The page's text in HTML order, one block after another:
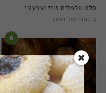
סלט פלפלים טרי וצבעוני
5 בפברואר 2021
6